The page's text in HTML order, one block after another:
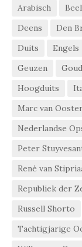
Arabisch
Deens
Den
Duits
Engels
Geuzen
Hoogduits
Marc van
Nederlandse
Peter
René van
Republiek der
Russell Shorto
Tachtigjarige